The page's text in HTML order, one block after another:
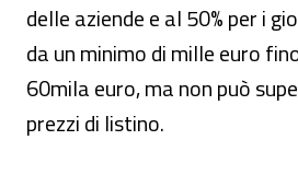
delle aziende e al 50% per i
da un minimo di mille euro
60mila euro, ma non può
prezzi di listino.